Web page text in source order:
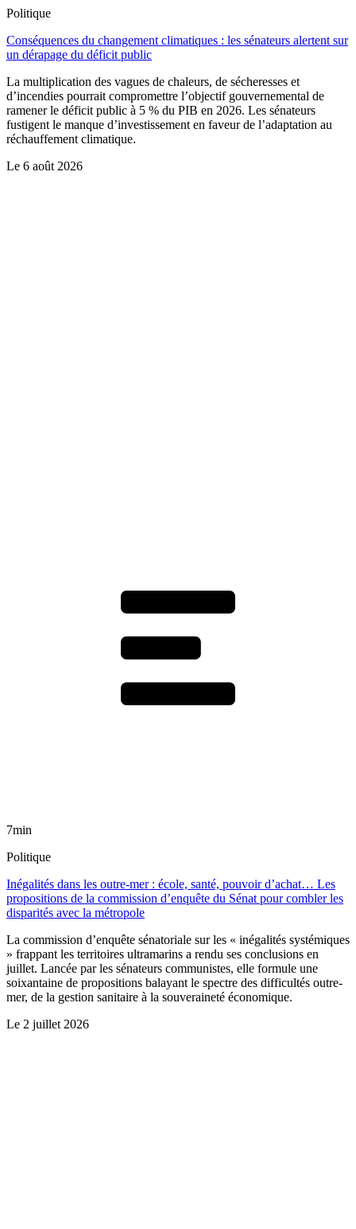
Politique
Conséquences du changement climatiques : les sénateurs alertent sur
un dérapage du déficit public
La multiplication des vagues de chaleurs, de sécheresses et
d’incendies pourrait compromettre l’objectif gouvernemental de
ramener le déficit public à 5 % du PIB en 2026. Les sénateurs
fustigent le manque d’investissement en faveur de l’adaptation au
réchauffement climatique.
Le 6 août 2026
7min
Politique
Inégalités dans les outre-mer : école, santé, pouvoir d’achat… Les
propositions de la commission d’enquête du Sénat pour combler les
disparités avec la métropole
La commission d’enquête sénatoriale sur les « inégalités systémiques
» frappant les territoires ultramarins a rendu ses conclusions en
juillet. Lancée par les sénateurs communistes, elle formule une
soixantaine de propositions balayant le spectre des difficultés outre-
mer, de la gestion sanitaire à la souveraineté économique.
Le 2 juillet 2026